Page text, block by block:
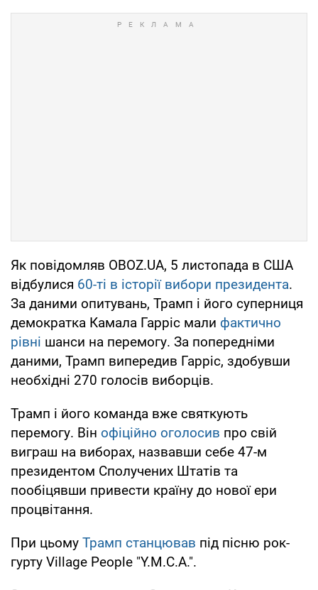
Як повідомляв OBOZ.UA, 5 листопада в США
відбулися 60-ті в історії вибори президента.
За даними опитувань, Трамп і його суперниця
демократка Камала Гарріс мали фактично
рівні шанси на перемогу. За попередніми
даними, Трамп випередив Гарріс, здобувши
необхідні 270 голосів виборців.
Трамп і його команда вже святкують
перемогу. Він офіційно оголосив про свій
виграш на виборах, назвавши себе 47-м
президентом Сполучених Штатів та
пообіцявши привести країну до нової ери
процвітання.
При цьому Трамп станцював під пісню рок-
гурту Village People "Y.M.C.A.".